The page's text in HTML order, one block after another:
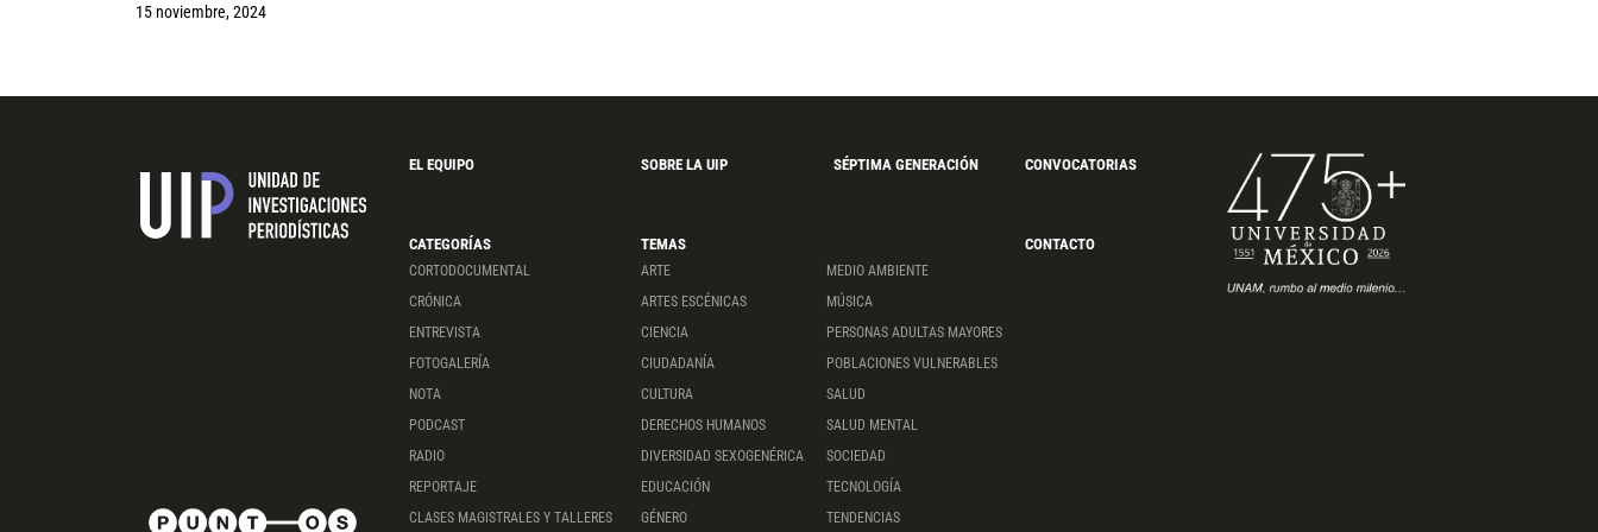
15 noviembre, 2024
EL EQUIPO SOBRE LA UIP SÉPTIMA GENERACIÓN CONVOCATORIAS
CATEGORÍAS
CORTODOCUMENTAL
CRÓNICA
ENTREVISTA
FOTOGALERÍA
NOTA
PODCAST
RADIO
REPORTAJE
CLASES MAGISTRALES Y TALLERES
TEMAS
ARTE
ARTES ESCÉNICAS
CIENCIA
CIUDADANÍA
CULTURA
DERECHOS HUMANOS
DIVERSIDAD SEXOGENÉRICA
EDUCACIÓN
GÉNERO
MEDIO AMBIENTE
MÚSICA
PERSONAS ADULTAS MAYORES
POBLACIONES VULNERABLES
SALUD
SALUD MENTAL
SOCIEDAD
TECNOLOGÍA
TENDENCIAS
CONTACTO